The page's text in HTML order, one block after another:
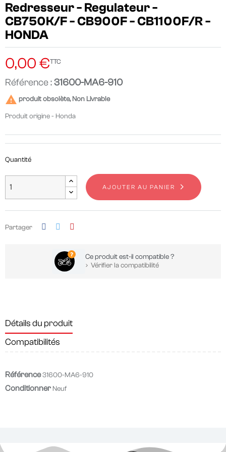
Redresseur - Regulateur -
CB750K/F - CB900F - CB1100F/R -
HONDA
0,00 €TTC
Référence :31600-MA6-910
 produit obsolète, Non Livrable
Produit origine - Honda
Quantité
AJOUTER AU PANIER
Partager
Ce produit est-il compatible ?
Vérifier la compatibilité
Détails du produit
Compatibilités
Référence31600-MA6-910
Conditionner Neuf